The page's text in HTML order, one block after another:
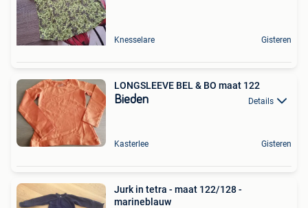
Knesselare Gisteren
LONGSLEEVE BEL & BO maat 122
Bieden Details
Kasterlee Gisteren
Jurk in tetra - maat 122/128 -
marineblauw